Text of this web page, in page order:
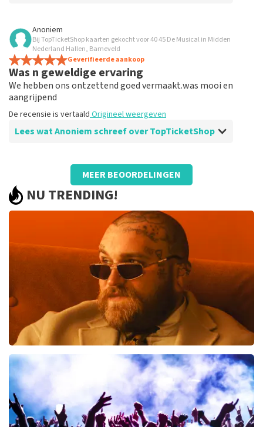
Beoordeling van Anoniem over
Klopt allemaal
Werkte allemaal
De recensie is vertaaldOrigineel weergeven
Anoniem
Bij TopTicketShop kaarten gekocht voor 40 45 De Musical in Midden
Nederland Hallen, Barneveld
Geverifieerde aankoop
Was n geweldige ervaring
We hebben ons ontzettend goed vermaakt.was mooi en
aangrijpend
De recensie is vertaald Origineel weergeven
Lees wat Anoniem schreef over TopTicketShop
Beoordeling van Anoniem overTopTicketShop
Prima geregeld
De recensie is vertaaldOrigineel weergeven
MEER BEOORDELINGEN
NU TRENDING!
Teddy Swims
BESTEL NU